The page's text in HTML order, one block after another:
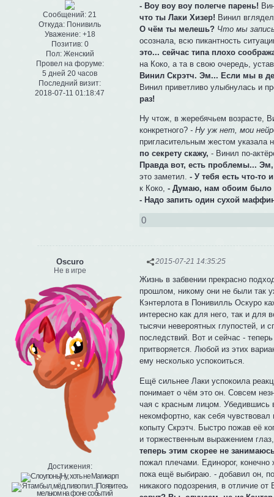
Сообщений: 21
Откуда: Понивиль
Уважение: +18
Позитив: 0
Пол:Женский
Провел на форуме:
5 дней 20 часов
Последний визит:
2018-07-11 01:18:47
- Воу воу воу полегче парень!
что ты Лаки Хизер! Винил
О чём ты мелешь? Что мы
осознала, всю пикантность
это... сейчас типа плохо
на Коко, а та в свою очередь,
Винил Скрэтч. Эм... Если мы в
Винил приветливо улыбнулась и
раз!
Ну чтож, в жеребячьем возрасте,
конкретного?- Ну уж нет, мои
пригласительным жестом указала
по секрету скажу, - Винил по-
Правда вот, есть проблемы...
это заметил.- У тебя есть что-то
к Коко,- Думаю, нам обоим было
- Надо запить один сухой
0
2015-07-21 14:35:25
Oscuro
Не в игре
Достижения:
Жизнь в забвении прекрасно
прошлом, никому они не были так
Кэнтерлота в Понивилль Оскуро
интересно как для него, так и для
тысячи невероятных глупостей, и
последствий. Вот и сейчас -
притворяется. Любой из этих
ему несколько успокоиться.
Ещё сильнее Лаки успокоила
понимает о чём это он. Совсем
чая с красным лицом. Убедившись
некомфортно, как себя
копыту Скрэтч. Быстро пожав её
и торжественным выражением
теперь этим скорее не
пожал плечами. Единорог,
пока ещё выбираю. - добавил он,
никакого подозрения, в отличие